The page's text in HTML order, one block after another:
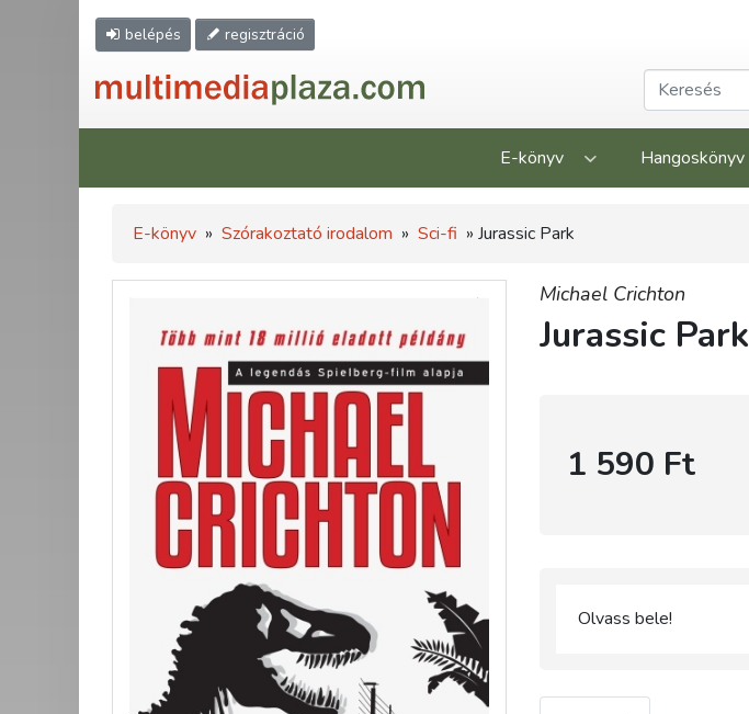
belépés regisztráció
E-könyv Hangoskönyv
E-könyv » Szórakoztató irodalom » Sci-fi » Jurassic Park
Michael Crichton
Jurassic Park
1 590 Ft
Olvass bele!